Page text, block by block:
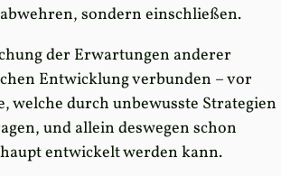
sondern einschließen.
der Erwartungen anderer
Entwicklung verbunden – vor
welche durch unbewusste Strategien
und allein deswegen schon
entwickelt werden kann.